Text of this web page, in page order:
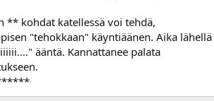
** kohdat katellessä voi tehdä,
"tehokkaan" käyntiäänen. Aika lähellä
ääntä. Kannattanee palata